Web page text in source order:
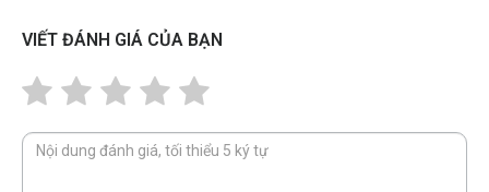
VIẾT ĐÁNH GIÁ CỦA BẠN